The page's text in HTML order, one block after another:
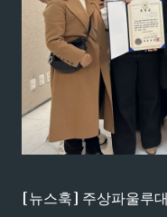
[뉴스훅] 주상파울루